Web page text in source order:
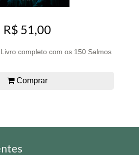
R$ 51,00
completo com os 150 Salmos
Comprar